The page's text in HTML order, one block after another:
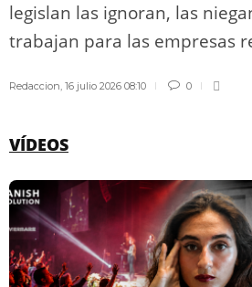
legislan las ignoran, las
trabajan para las empresas
Redaccion, 16 julio 2026 08:10 0
VÍDEOS